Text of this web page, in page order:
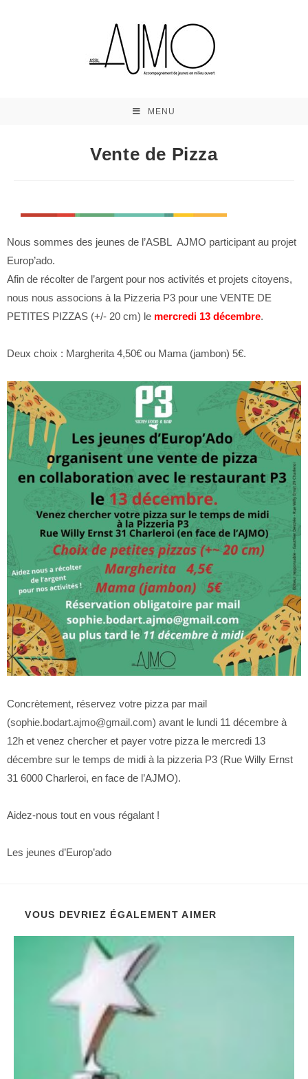
MENU
Vente de Pizza
Nous sommes des jeunes de l’ASBL AJMO participant au projet
Europ’ado.
Afin de récolter de l’argent pour nos activités et projets citoyens,
nous nous associons à la Pizzeria P3 pour une VENTE DE
PETITES PIZZAS (+/- 20 cm) le mercredi 13 décembre.
Deux choix : Margherita 4,50€ ou Mama (jambon) 5€.
Concrètement, réservez votre pizza par mail
(sophie.bodart.ajmo@gmail.com) avant le lundi 11 décembre à
12h et venez chercher et payer votre pizza le mercredi 13
décembre sur le temps de midi à la pizzeria P3 (Rue Willy Ernst
31 6000 Charleroi, en face de l’AJMO).
Aidez-nous tout en vous régalant !
Les jeunes d’Europ’ado
VOUS DEVRIEZ ÉGALEMENT AIMER